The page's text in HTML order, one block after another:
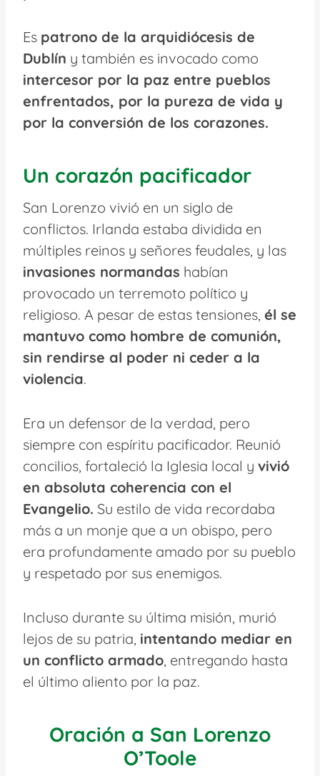
Es patrono de la arquidiócesis de
Dublín y también es invocado como
intercesor por la paz entre pueblos
enfrentados, por la pureza de vida y
por la conversión de los corazones.
Un corazón pacificador
San Lorenzo vivió en un siglo de
conflictos. Irlanda estaba dividida en
múltiples reinos y señores feudales, y las
invasiones normandas habían
provocado un terremoto político y
religioso. A pesar de estas tensiones, él se
mantuvo como hombre de comunión,
sin rendirse al poder ni ceder a la
violencia.
Era un defensor de la verdad, pero
siempre con espíritu pacificador. Reunió
concilios, fortaleció la Iglesia local y vivió
en absoluta coherencia con el
Evangelio. Su estilo de vida recordaba
más a un monje que a un obispo, pero
era profundamente amado por su pueblo
y respetado por sus enemigos.
Incluso durante su última misión, murió
lejos de su patria, intentando mediar en
un conflicto armado, entregando hasta
el último aliento por la paz.
Oración a San Lorenzo
O’Toole